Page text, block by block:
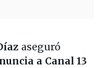
aseguró
a Canal 13